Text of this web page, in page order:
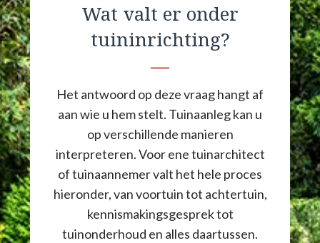
Wat valt er onder
tuininrichting?
Het antwoord op deze vraag hangt af
aan wie u hem stelt. Tuinaanleg kan u
op verschillende manieren
interpreteren. Voor ene tuinarchitect
of tuinaannemer valt het hele proces
hieronder, van voortuin tot achtertuin,
kennismakingsgesprek tot
tuinonderhoud en alles daartussen.